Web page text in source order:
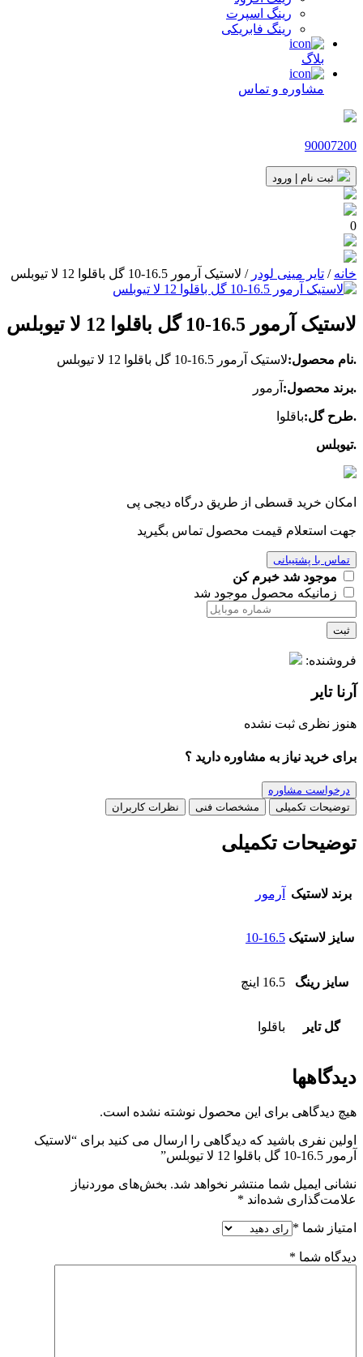
رینگ اسپرت
رینگ فابریکی
بلاگ
مشاوره و تماس
90007200
0
خانه / تایر مینی لودر / لاستیک آرمور 16.5-10 گل باقلوا 12 لا تیوبلس
لاستیک آرمور 16.5-10 گل باقلوا 12 لا تیوبلس
.نام محصول:لاستیک آرمور 16.5-10 گل باقلوا 12 لا تیوبلس
.برند محصول: آرمور
.طرح گل:باقلوا
.تیوبلس
امکان خرید قسطی از طریق درگاه دیجی پی
جهت استعلام قیمت محصول تماس بگیرید
تماس با پشتیبانی
موجود شد خبرم کن
زمانیکه محصول موجود شد
ثبت
فروشنده:
آرنا تایر
هنوز نظری ثبت نشده
برای خرید نیاز به مشاوره دارید ؟
درخواست مشاوره
توضیحات تکمیلی
مشخصات فنی نظرات کاربران
توضیحات تکمیلی
برند لاستیک آرمور
سایز لاستیک 10-16.5
سایز رینگ 16.5 اینچ
گل تایر باقلوا
دیدگاهها
هیچ دیدگاهی برای این محصول نوشته نشده است.
اولین نفری باشید که دیدگاهی را ارسال می کنید برای “لاستیک
آرمور 16.5-10 گل باقلوا 12 لا تیوبلس”
نشانی ایمیل شما منتشر نخواهد شد. بخش‌های موردنیاز
علامت‌گذاری شده‌اند *
امتیاز شما *
دیدگاه شما *